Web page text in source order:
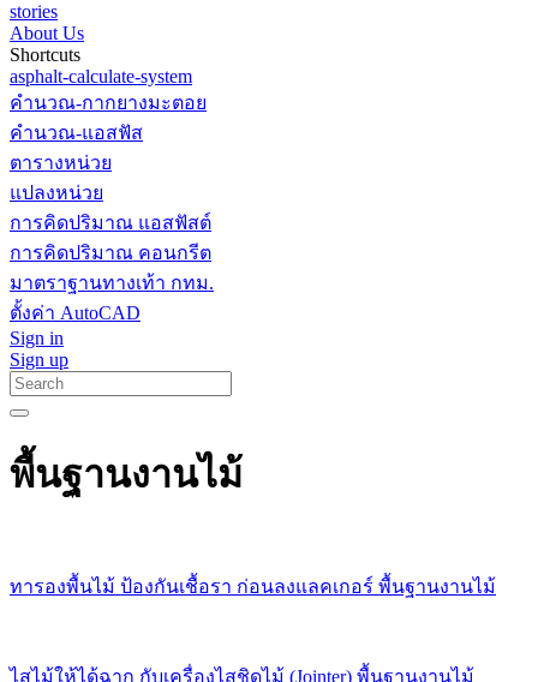
stories
About Us
Shortcuts
asphalt-calculate-system
คำนวณ-กากยางมะตอย
คำนวณ-แอสฟัส
ตารางหน่วย
แปลงหน่วย
การคิดปริมาณ แอสฟัสต์
การคิดปริมาณ คอนกรีต
มาตราฐานทางเท้า กทม.
ตั้งค่า AutoCAD
Sign in
Sign up
พื้นฐานงานไม้
ทารองพื้นไม้ ป้องกันเชื้อรา ก่อนลงแลคเกอร์ พื้นฐานงานไม้
ไสไม้ให้ได้ฉาก กับเครื่องไสชิดไม้ (Jointer) พื้นฐานงานไม้